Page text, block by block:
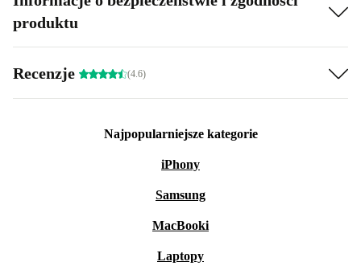
produktu
Recenzje (4.6)
Najpopularniejsze kategorie
iPhony
Samsung
MacBooki
Laptopy